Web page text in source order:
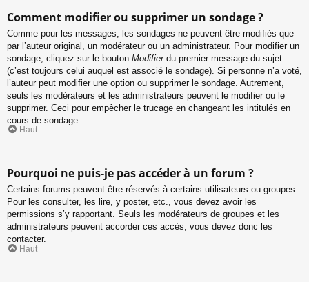
Comment modifier ou supprimer un sondage ?
Comme pour les messages, les sondages ne peuvent être modifiés que
par l’auteur original, un modérateur ou un administrateur. Pour modifier un
sondage, cliquez sur le bouton Modifierdu premier message du sujet
(c’est toujours celui auquel est associé le sondage). Si personne n’a voté,
l’auteur peut modifier une option ou supprimer le sondage. Autrement,
seuls les modérateurs et les administrateurs peuvent le modifier ou le
supprimer. Ceci pour empêcher le trucage en changeant les intitulés en
cours de sondage.
Haut
Pourquoi ne puis-je pas accéder à un forum ?
Certains forums peuvent être réservés à certains utilisateurs ou groupes.
Pour les consulter, les lire, y poster, etc., vous devez avoir les
permissions s’y rapportant. Seuls les modérateurs de groupes et les
administrateurs peuvent accorder ces accès, vous devez donc les
contacter.
Haut